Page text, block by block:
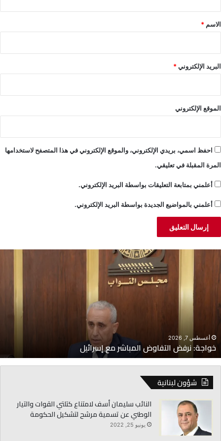
*
الاسم *
البريد الإلكتروني*
الموقع الإلكتروني
احفظ اسمي، بريدي الإلكتروني، والموقع الإلكتروني في هذا المتصفح لاستخدامها
المرة المقبلة في تعليقي.
أعلمني بمتابعة التعليقات بواسطة البريد الإلكتروني.
أعلمني بالمواضيع الجديدة بواسطة البريد الإلكتروني.
التفاوض
إسرائيل
أغسطس 7, 2026
خواجة: نرفض التفاوض المباشر مع إسرائيل
شؤون لبنانية
النائب سليمان أسف لامتناع كتلتي القوات والتيار
الوطني عن تسمية مرشح لتشكيل الحكومة
يونيو 25, 2022